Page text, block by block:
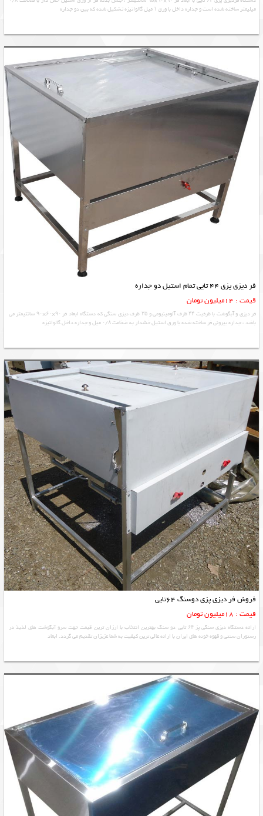
میلیمتر ساخته شده است و جداره داخل با ورق ۱ میل گالوانیزه تشکیل شده که بین دو جداره
فر دیزی پزی 44 تایی تمام استیل دو جداره
قیمت : 14میلیون تومان
فر دیزی و آبگوشت با ظرفیت ۴۴ ظرف آلومینیومی و ۳۵ ظرف دیزی سنگی که دستگاه ابعاد فر ۹۰×۶۰×۹۰ سانتیمتر می
باشد ، جداره بیرونی فر ساخته شده با ورق استیل خشدار به ضخامت ۰/۸ میل و جداره داخل گالوانیزه
فروش فر دیزی پزی دوسنگ 64تایی
قیمت : 18ميليون تومان
ارائه دستگاه دیزی سنگی پز ۶۴ تایی دو سنگ بهترین انتخاب با ارزان ترین قیمت جهت سرو آبگوشت های لذیذ در
رستوران سنتی و قهوه خونه های ایران با ارائه عالی ترین کیفیت به شما عزیزان تقدیم می گردد. ابعاد